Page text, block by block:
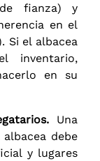
fianza) y
en el
Si el albacea
inventario,
en su
Una
debe
y lugares